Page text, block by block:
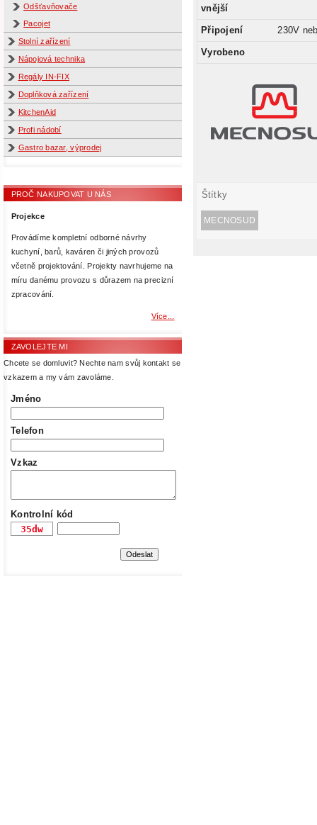
Odšťavňovače
Pacojet
Stolní zařízení
Nápojová technika
Regály IN-FIX
Doplňková zařízení
KitchenAid
Profi nádobí
Gastro bazar, výprodej
PROČ NAKUPOVAT U NÁS
Projekce
Provádíme kompletní odborné návrhy
kuchyní, barů, kaváren či jiných provozů
včetně projektování. Projekty navrhujeme na
míru danému provozu s důrazem na precizní
zpracování.
Více...
ZAVOLEJTE MI
Chcete se domluvit? Nechte nam svůj kontakt se
vzkazem a my vám zavoláme.
Jméno
Telefon
Vzkaz
Kontrolní kód
vnější
Připojení 230V
Vyrobeno
Štítky
MECNOSUD